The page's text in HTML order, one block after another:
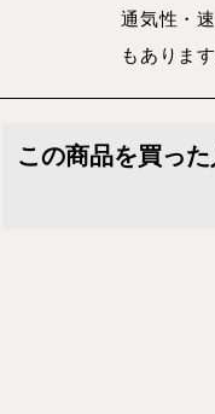
通気性・
もありま
この商品を買っ